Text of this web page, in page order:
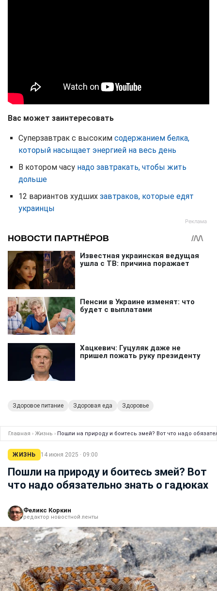
Вас может заинтересовать
Суперзавтрак с высоким содержанием белка,
который насыщает энергией на весь день
В котором часу надо завтракать, чтобы жить
дольше
12 вариантов худших завтраков, которые едят
украинцы
Здоровое питание Здоровая еда Здоровье
Главная › Жизнь › Пошли на природу и боитесь змей? Вот что надо
ЖИЗНЬ 14 июня 2025 · 09:00
Пошли на природу и боитесь змей? Вот
что надо обязательно знать о гадюках
Феликс Коркин
редактор новостной ленты